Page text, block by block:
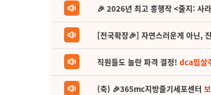
🎉 2026년 최고 흥행작 <줄지: 사
[전국확장🎉] 자연스러운게 아닌,
직원들도 놀란 파격 결정! dca밉살
(축) 🎉365mc지방줄기세포센터